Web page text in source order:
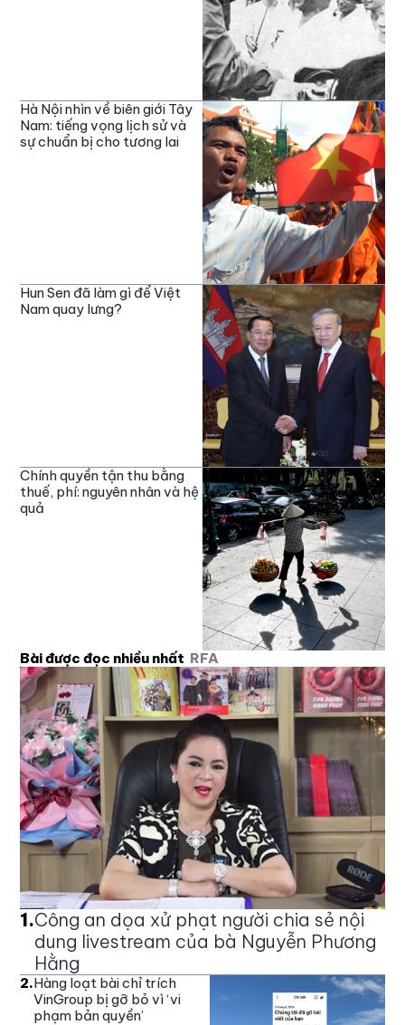
Hà Nội nhìn về biên giới Tây
Nam: tiếng vọng lịch sử và
sự chuẩn bị cho tương lai
Hun Sen đã làm gì để Việt
Nam quay lưng?
Chính quyền tận thu bằng
thuế, phí: nguyên nhân và hệ
quả
Bài được đọc nhiều nhất RFA
1.Công an dọa xử phạt người chia sẻ nội
dung livestream của bà Nguyễn Phương
Hằng
2.Hàng loạt bài chỉ trích
VinGroup bị gỡ bỏ vì ‘vi
phạm bản quyền’